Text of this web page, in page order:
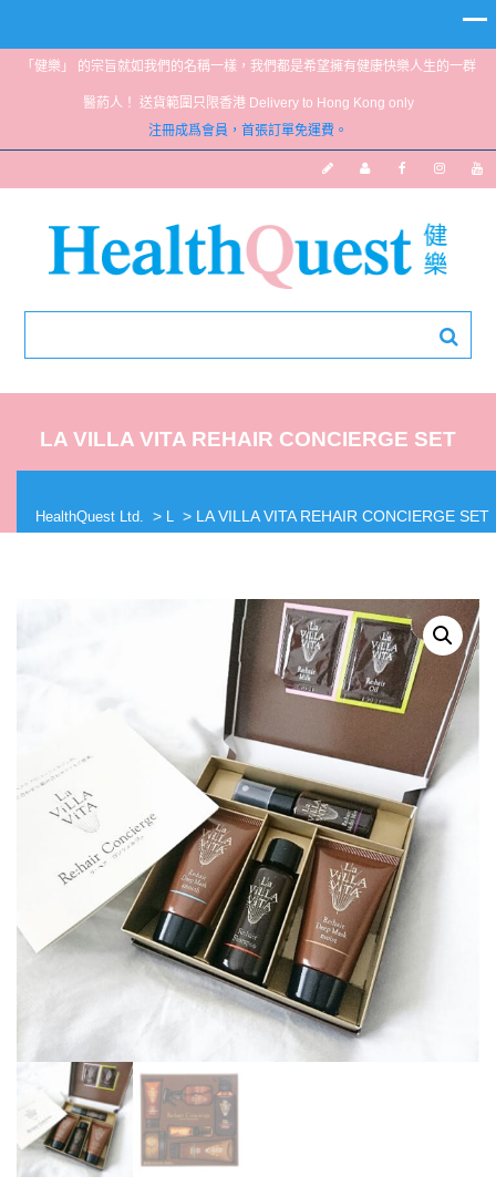
「健樂」 的宗旨就如我們的名稱一樣，我們都是希望擁有健康快樂人生的一群
醫葯人！ 送貨範圍只限香港 Delivery to Hong Kong only
注冊成爲會員，首張訂單免運費。
LA VILLA VITA REHAIR CONCIERGE SET
HealthQuest Ltd. > > LA VILLA VITA REHAIR CONCIERGE SET